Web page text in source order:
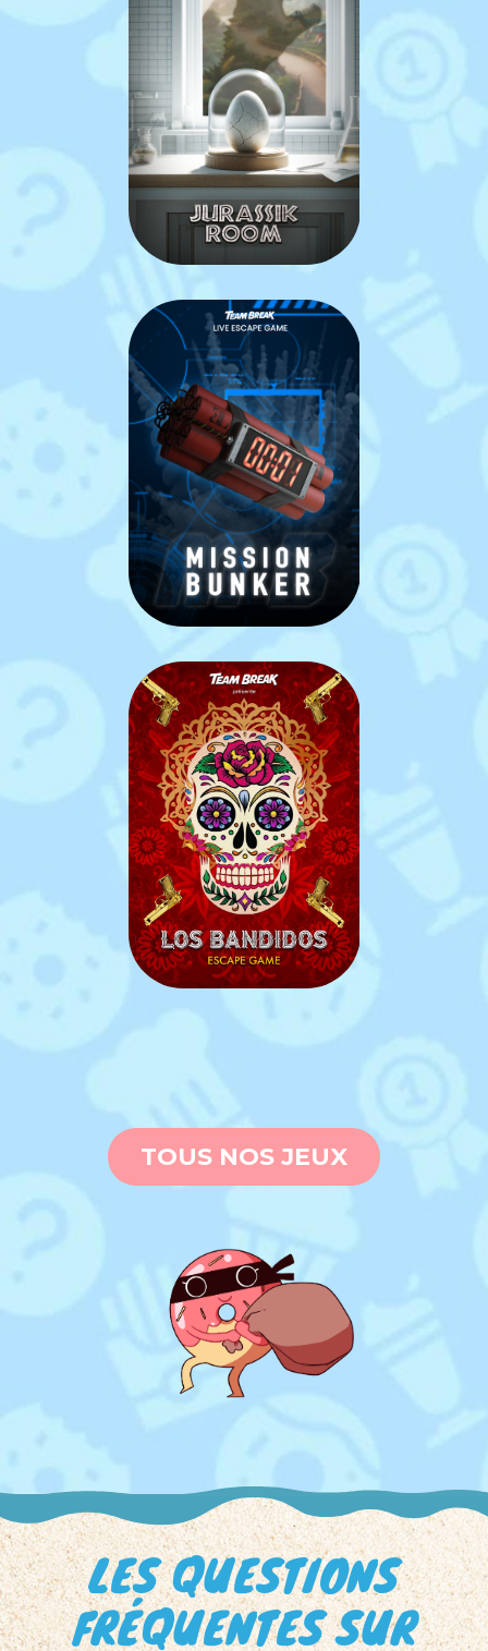
TOUS NOS JEUX
LES QUESTIONS
FRÉQUENTES SUR